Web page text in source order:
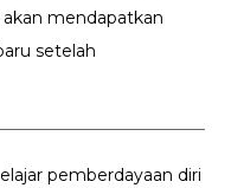
mendapatkan
setelah
pemberdayaan diri